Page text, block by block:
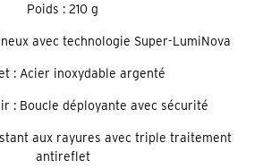
Poids : 210 g
avec technologie Super-LumiNova
: Acier inoxydable argenté
: Boucle déployante avec sécurité
aux rayures avec triple traitement
antireflet